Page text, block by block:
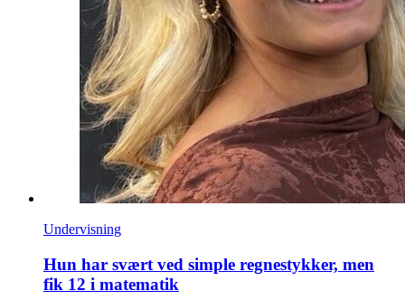
Undervisning
Hun har svært ved simple regnestykker, men
fik 12 i matematik